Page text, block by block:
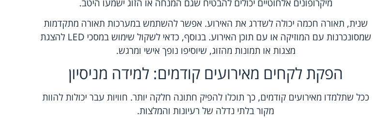
מיקרופונים אלחוטיים יכולים להבטיח שגם המנחה או הזוג ישמעו היטב.
שנית, תאורה חכמה יכולה לשדרג את האירוע. אפשר להשתמש במערכות תאורה מתקדמות
שמסונכרנות עם המוזיקה או עם תוכן האירוע. בנוסף, כדאי לשקול שימוש במסכי LED להצגת
מצגות או תמונות מהזוג, שיוסיפו נופך אישי ומרגש.
הפקת לקחים מאירועים קודמים: למידה מניסיון
ככל שתלמדו מאירועים קודמים, כך תוכלו להפיק חתונה חלקה יותר. חוויות עבר יכולות להוות
מקור בלתי נדלה של רעיונות והמלצות.